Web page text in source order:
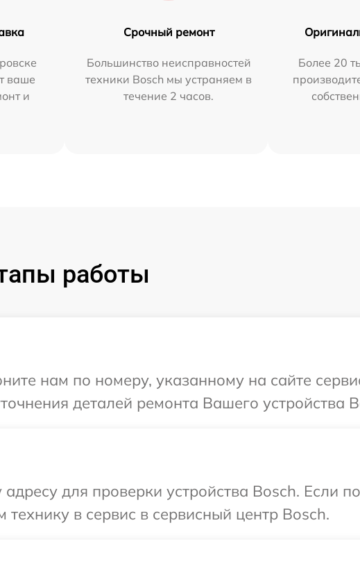
ваше
и
Срочный ремонт
Большинство неисправностей
техники Bosch мы устраняем в
течение 2 часов.
Более 20
работы
нам по номеру, указанному на сайте
деталей ремонта Вашего устройства
для проверки устройства Bosch. Если
в сервис в сервисный центр Bosch.